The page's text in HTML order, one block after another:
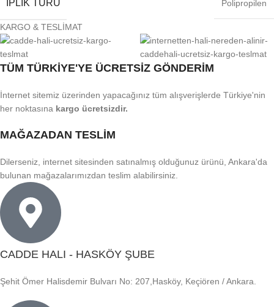
İPLIK TÜRÜ Polipropilen
KARGO & TESLİMAT
TÜM TÜRKİYE'YE ÜCRETSİZ GÖNDERİM
İnternet sitemiz üzerinden yapacağınız tüm alışverişlerde Türkiye'nin
her noktasına kargo ücretsizdir.
MAĞAZADAN TESLİM
Dilerseniz, internet sitesinden satınalmış olduğunuz ürünü, Ankara'da
bulunan mağazalarımızdan teslim alabilirsiniz.
CADDE HALI - HASKÖY ŞUBE
Şehit Ömer Halisdemir Bulvarı No: 207,Hasköy, Keçiören / Ankara.